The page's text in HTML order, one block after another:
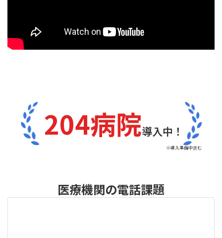
204病院導入中！
※導入準備中含む
医療機関の電話課題